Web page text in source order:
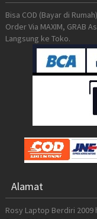
Bisa COD (Bayar di
Order Via MAXIM, GRAB
Langsung ke Toko.
Alamat
Rosy Laptop Berdiri 2009